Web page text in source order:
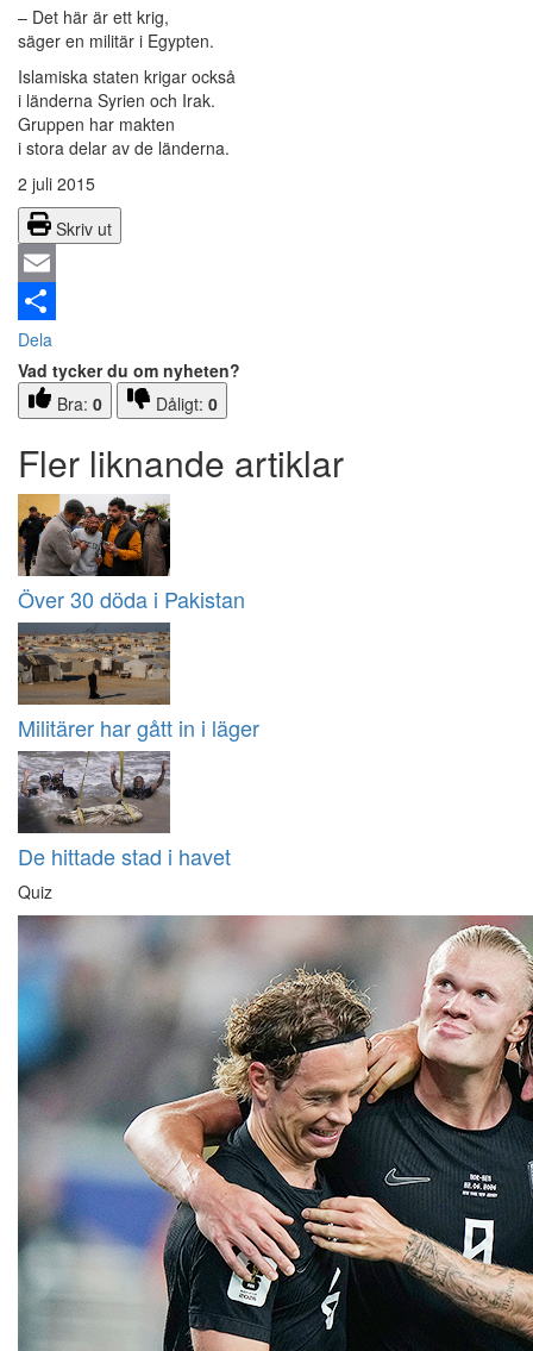
– Det här är ett krig,
säger en militär i Egypten.
Islamiska staten krigar också
i länderna Syrien och Irak.
Gruppen har makten
i stora delar av de länderna.
2 juli 2015
Skriv ut
Email
Dela
Vad tycker du om nyheten?
Bra: 0 Dåligt: 0
Fler liknande artiklar
Över 30 döda i Pakistan
Militärer har gått in i läger
De hittade stad i havet
Quiz